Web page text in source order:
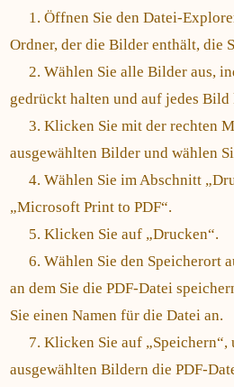
1. Öffnen Sie den Datei-
Ordner, der die Bilder enthält, die
2. Wählen Sie alle Bilder aus,
gedrückt halten und auf jedes
3. Klicken Sie mit der rechten
ausgewählten Bilder und wählen
4. Wählen Sie im Abschnitt
„Microsoft Print to PDF“.
5. Klicken Sie auf „Drucken“.
6. Wählen Sie den Speicherort
an dem Sie die PDF-Datei
Sie einen Namen für die Datei an.
7. Klicken Sie auf „Speichern“,
ausgewählten Bildern die PDF-